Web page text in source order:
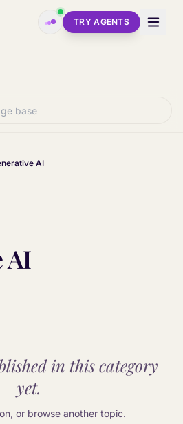
TRY AGENTS
AI
AI
in this category
yet.
or browse another topic.